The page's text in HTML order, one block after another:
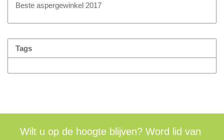
Beste aspergewinkel 2017
Tags
Wilt u op de hoogte blijven? Word lid van